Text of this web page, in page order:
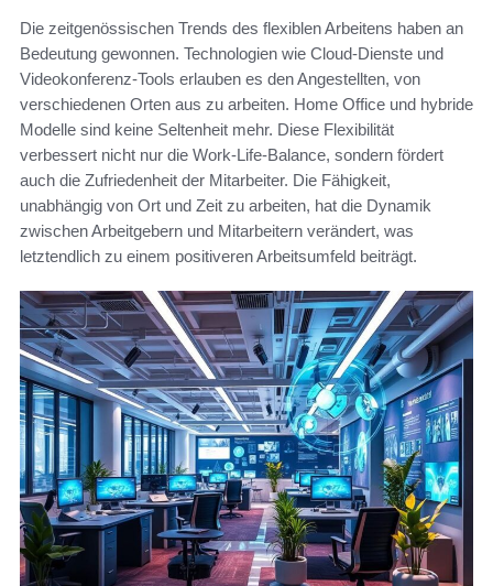
Die zeitgenössischen Trends des flexiblen Arbeitens haben an
Bedeutung gewonnen. Technologien wie Cloud-Dienste und
Videokonferenz-Tools erlauben es den Angestellten, von
verschiedenen Orten aus zu arbeiten. Home Office und hybride
Modelle sind keine Seltenheit mehr. Diese Flexibilität
verbessert nicht nur die Work-Life-Balance, sondern fördert
auch die Zufriedenheit der Mitarbeiter. Die Fähigkeit,
unabhängig von Ort und Zeit zu arbeiten, hat die Dynamik
zwischen Arbeitgebern und Mitarbeitern verändert, was
letztendlich zu einem positiveren Arbeitsumfeld beiträgt.